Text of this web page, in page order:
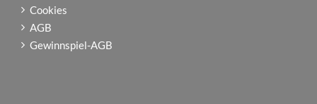
Cookies
AGB
Gewinnspiel-AGB